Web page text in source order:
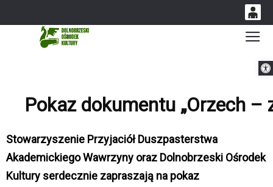
14 54
Pokaz dokumentu „Orzech –
Stowarzyszenie Przyjaciół Duszpasterstwa
Akademickiego Wawrzyny oraz Dolnobrzeski Ośrodek
Kultury serdecznie zapraszają na pokaz